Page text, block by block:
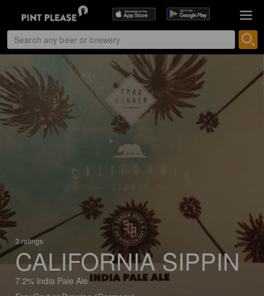
3 ratings
CALIFORNIA SIPPIN
7.2% India Pale Ale